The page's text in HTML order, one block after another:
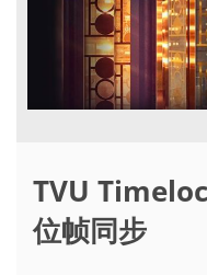
TVU
位帧同步